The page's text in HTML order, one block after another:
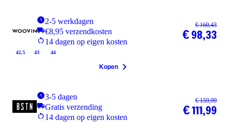
2-5 werkdagen
€8,95 verzendkosten
14 dagen op eigen kosten
42.5 43 44
€ 160,43
€ 98,33
Kopen
3-5 dagen
Gratis verzending
14 dagen op eigen kosten
€ 159,99
€ 111,99